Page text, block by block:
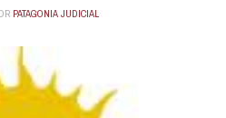
PATAGONIA JUDICIAL